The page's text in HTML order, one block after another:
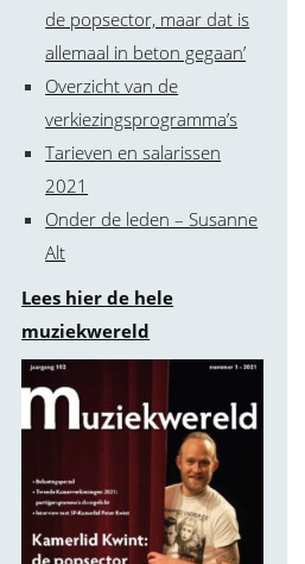
de popsector, maar dat is
allemaal in beton gegaan’
Overzicht van de
verkiezingsprogramma’s
Tarieven en salarissen
2021
Onder de leden – Susanne
Alt
Lees hier de hele
muziekwereld